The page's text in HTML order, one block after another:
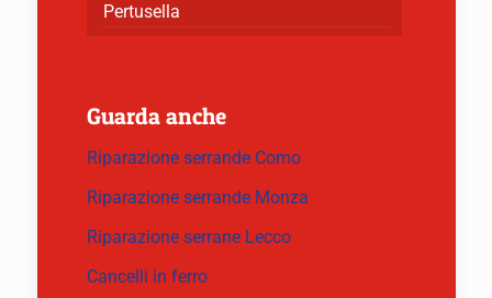
Pertusella
Guarda anche
Riparazione serrande Como
Riparazione serrande Monza
Riparazione serrane Lecco
Cancelli in ferro